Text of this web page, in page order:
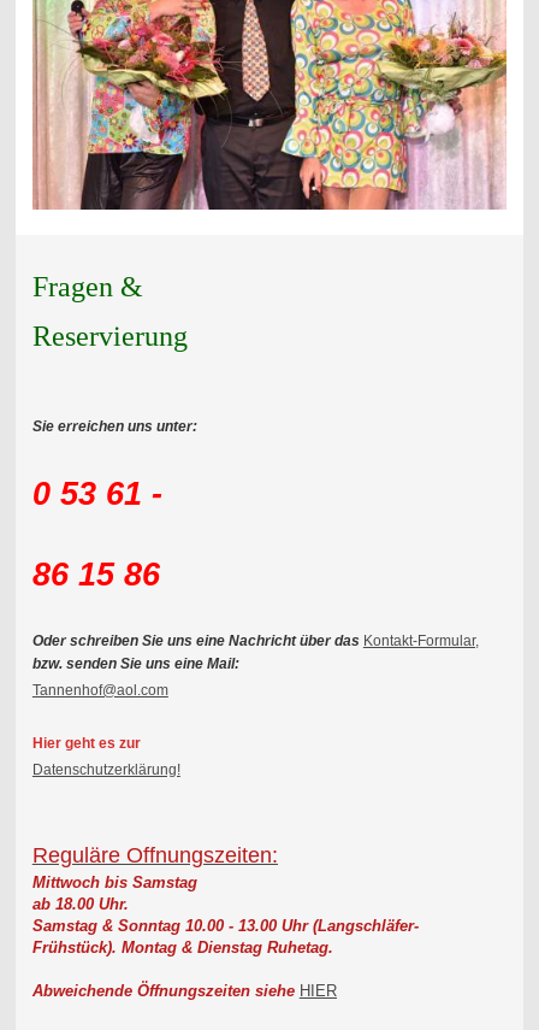
Fragen &
Reservierung
Sie erreichen uns unter:
0 53 61 -
86 15 86
Oder schreiben Sie uns eine Nachricht über das Kontakt-Formular,
bzw. senden Sie uns eine Mail:
Tannenhof@aol.com
Hier geht es zur
Datenschutzerklärung!
Reguläre Offnungszeiten:
Mittwoch bis Samstag
ab 18.00 Uhr.
Samstag & Sonntag 10.00 - 13.00 Uhr (Langschläfer-
Frühstück). Montag & Dienstag Ruhetag.
Abweichende Öffnungszeiten siehe HIER